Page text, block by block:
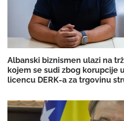
Albanski biznismen ulazi na
kojem se sudi zbog korupcije
licencu DERK-a za trgovinu